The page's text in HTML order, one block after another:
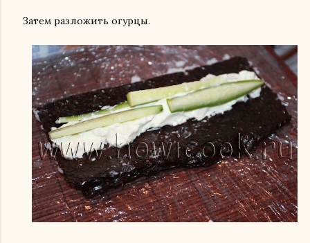
Затем разложить огурцы.